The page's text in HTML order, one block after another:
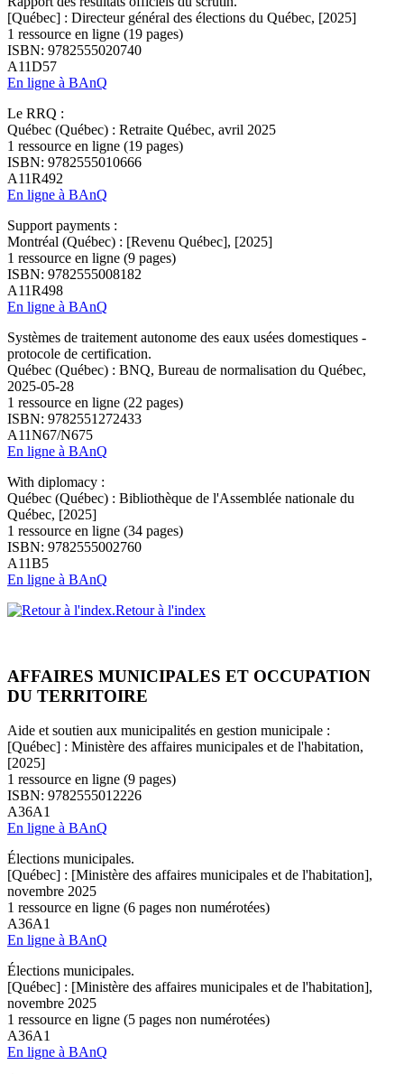
[Québec] : Directeur général des élections du Québec, [2025]
1 ressource en ligne (19 pages)
ISBN: 9782555020740
A11D57
En ligne à BAnQ
Le RRQ :
Québec (Québec) : Retraite Québec, avril 2025
1 ressource en ligne (19 pages)
ISBN: 9782555010666
A11R492
En ligne à BAnQ
Support payments :
Montréal (Québec) : [Revenu Québec], [2025]
1 ressource en ligne (9 pages)
ISBN: 9782555008182
A11R498
En ligne à BAnQ
Systèmes de traitement autonome des eaux usées domestiques -
protocole de certification.
Québec (Québec) : BNQ, Bureau de normalisation du Québec,
2025-05-28
1 ressource en ligne (22 pages)
ISBN: 9782551272433
A11N67/N675
En ligne à BAnQ
With diplomacy :
Québec (Québec) : Bibliothèque de l'Assemblée nationale du
Québec, [2025]
1 ressource en ligne (34 pages)
ISBN: 9782555002760
A11B5
En ligne à BAnQ
Retour à l'index
AFFAIRES MUNICIPALES ET OCCUPATION
DU TERRITOIRE
Aide et soutien aux municipalités en gestion municipale :
[Québec] : Ministère des affaires municipales et de l'habitation,
[2025]
1 ressource en ligne (9 pages)
ISBN: 9782555012226
A36A1
En ligne à BAnQ
Élections municipales.
[Québec] : [Ministère des affaires municipales et de l'habitation],
novembre 2025
1 ressource en ligne (6 pages non numérotées)
A36A1
En ligne à BAnQ
Élections municipales.
[Québec] : [Ministère des affaires municipales et de l'habitation],
novembre 2025
1 ressource en ligne (5 pages non numérotées)
A36A1
En ligne à BAnQ